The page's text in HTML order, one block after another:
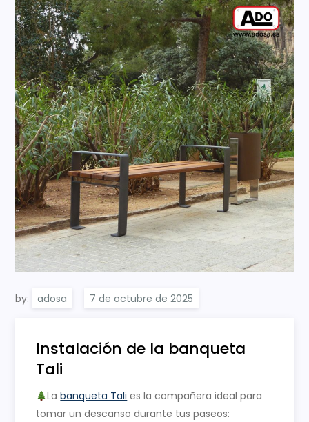
by: adosa
Instalación de la banqueta
Tali
Labanqueta Tali es la compañera ideal para
tomar un descanso durante tus paseos: